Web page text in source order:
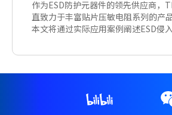
作为ESD防护元器件的领先供应商，
直致力于丰富贴片压敏电阻系列的产品
本文将通过实际应用案例阐述ESD侵
的ESD防护对策。